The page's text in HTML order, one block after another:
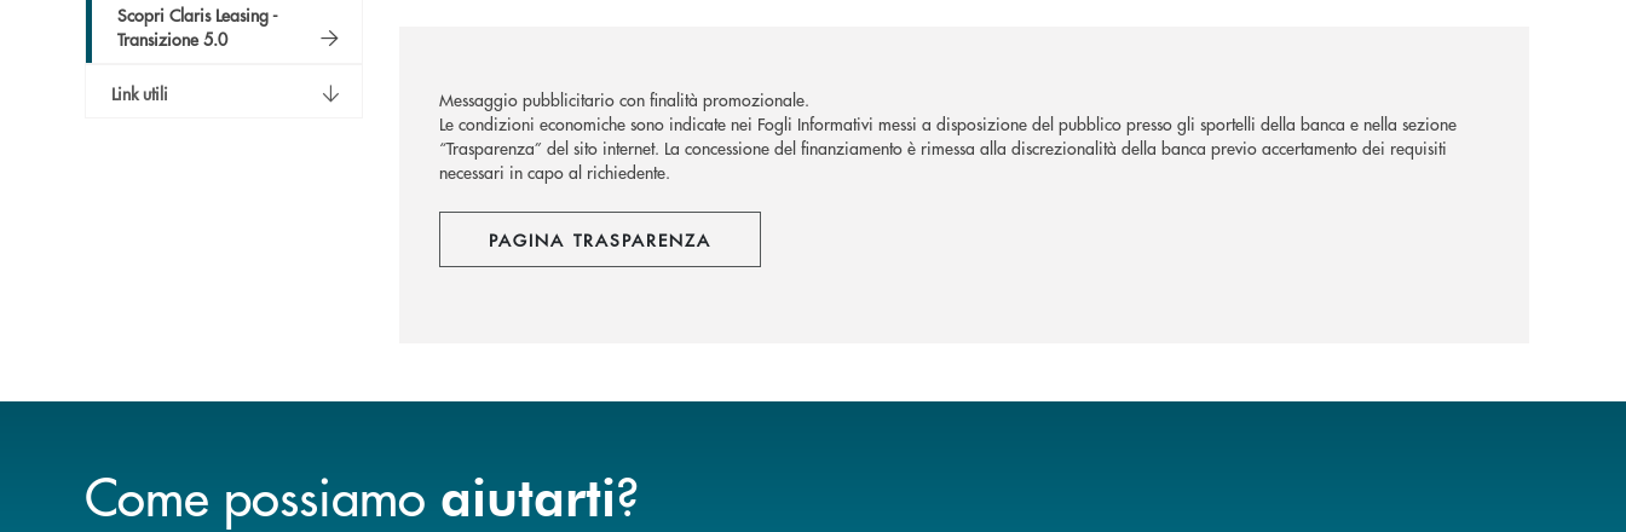
Scopri Claris Leasing -
Transizione 5.0
Link utili
Messaggio pubblicitario con finalità promozionale.
Le condizioni economiche sono indicate nei Fogli Informativi messi a disposizione del pubblico presso gli sportelli della banca e nella sezione
“Trasparenza” del sito internet. La concessione del finanziamento è rimessa alla discrezionalità della banca previo accertamento dei requisiti
necessari in capo al richiedente.
PAGINA TRASPARENZA
Come possiamo aiutarti?